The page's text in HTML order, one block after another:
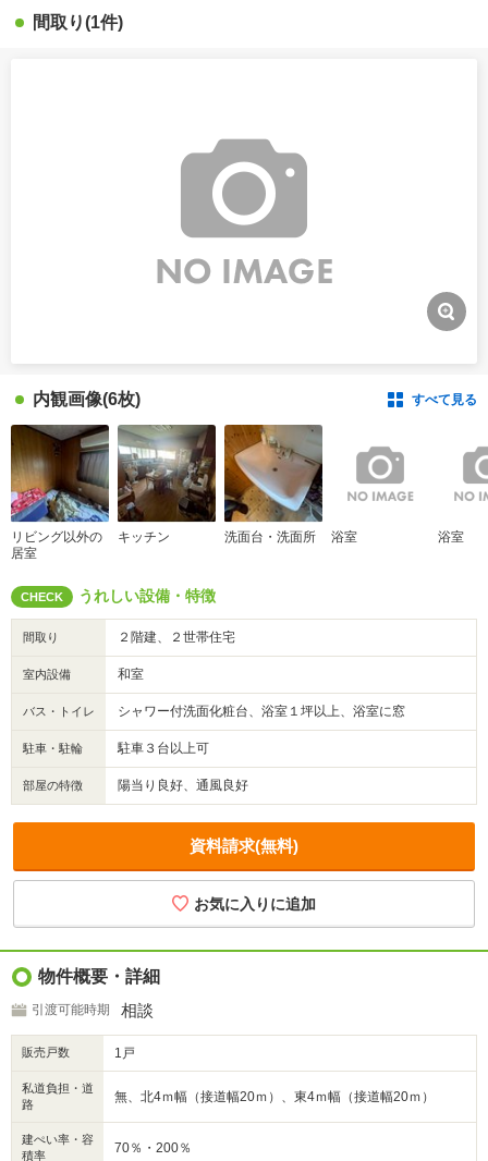
間取り(1件)
内観画像(6枚) すべて見る
リビング以外の
居室
キッチン 洗面台・洗面所 浴室 浴室
CHECK うれしい設備・特徴
間取り ２階建、２世帯住宅
室内設備 和室
バス・トイレ シャワー付洗面化粧台、浴室１坪以上、浴室に窓
駐車・駐輪 駐車３台以上可
部屋の特徴 陽当り良好、通風良好
資料請求(無料)
物件概要・詳細
引渡可能時期 相談
販売戸数 1戸
私道負担・道
路
無、北4ｍ幅（接道幅20ｍ）、東4ｍ幅（接道幅20ｍ）
建ぺい率・容
積率
70％・200％